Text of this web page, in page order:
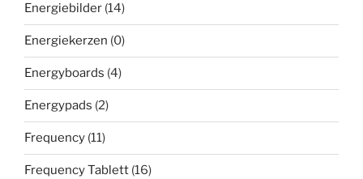
Energiebilder (14)
Energiekerzen (0)
Energyboards (4)
Energypads (2)
Frequency (11)
Frequency Tablett (16)